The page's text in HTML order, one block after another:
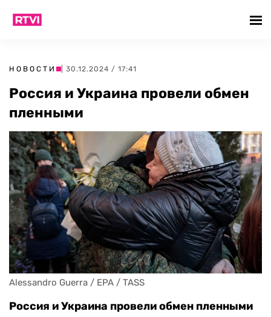
НОВОСТИ | 30.12.2024 / 17:41
Россия и Украина провели обмен
пленными
Alessandro Guerra / EPA / TASS
Россия и Украина провели обмен пленными